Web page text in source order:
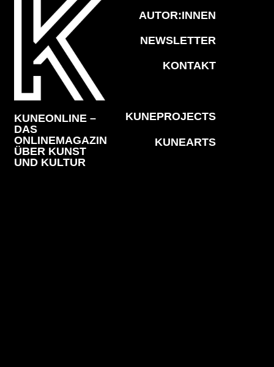
KUNEONLINE –
DAS
ONLINEMAGAZIN
ÜBER KUNST
UND KULTUR
AUTOR:INNEN
NEWSLETTER
KONTAKT
KUNEPROJECTS
KUNEARTS